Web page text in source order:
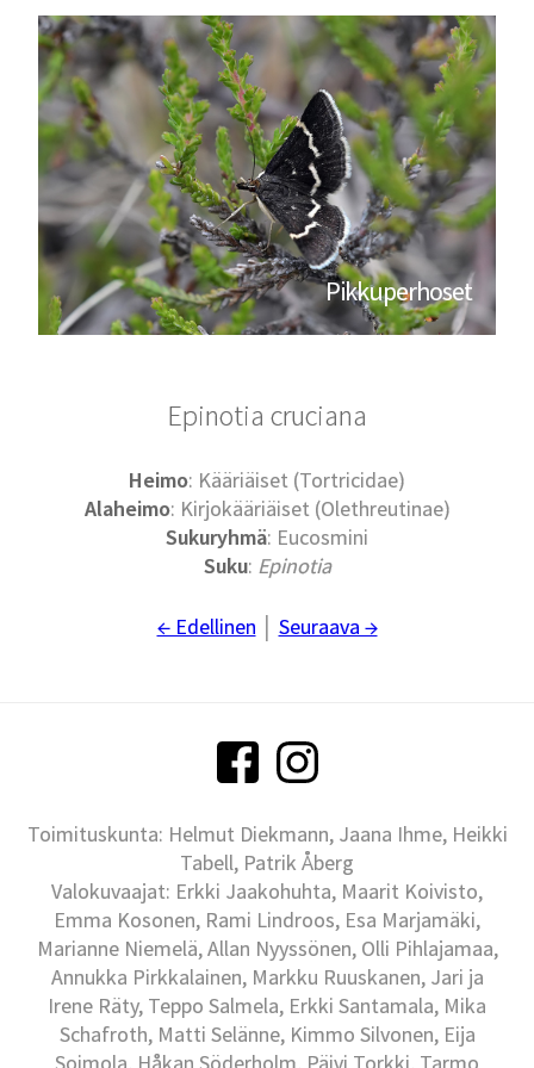
Pikkuperhoset
Epinotia cruciana
Heimo: Kääriäiset (Tortricidae)
Alaheimo: Kirjokääriäiset (Olethreutinae)
Sukuryhmä: Eucosmini
Suku: Epinotia
← Edellinen Seuraava →
Toimituskunta: Helmut Diekmann, Jaana Ihme, Heikki
Tabell, Patrik Åberg
Valokuvaajat: Erkki Jaakohuhta, Maarit Koivisto,
Emma Kosonen, Rami Lindroos, Esa Marjamäki,
Marianne Niemelä, Allan Nyyssönen, Olli Pihlajamaa,
Annukka Pirkkalainen, Markku Ruuskanen, Jari ja
Irene Räty, Teppo Salmela, Erkki Santamala, Mika
Schafroth, Matti Selänne, Kimmo Silvonen, Eija